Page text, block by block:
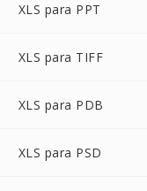
XLS para PPT
XLS para TIFF
XLS para PDB
XLS para PSD